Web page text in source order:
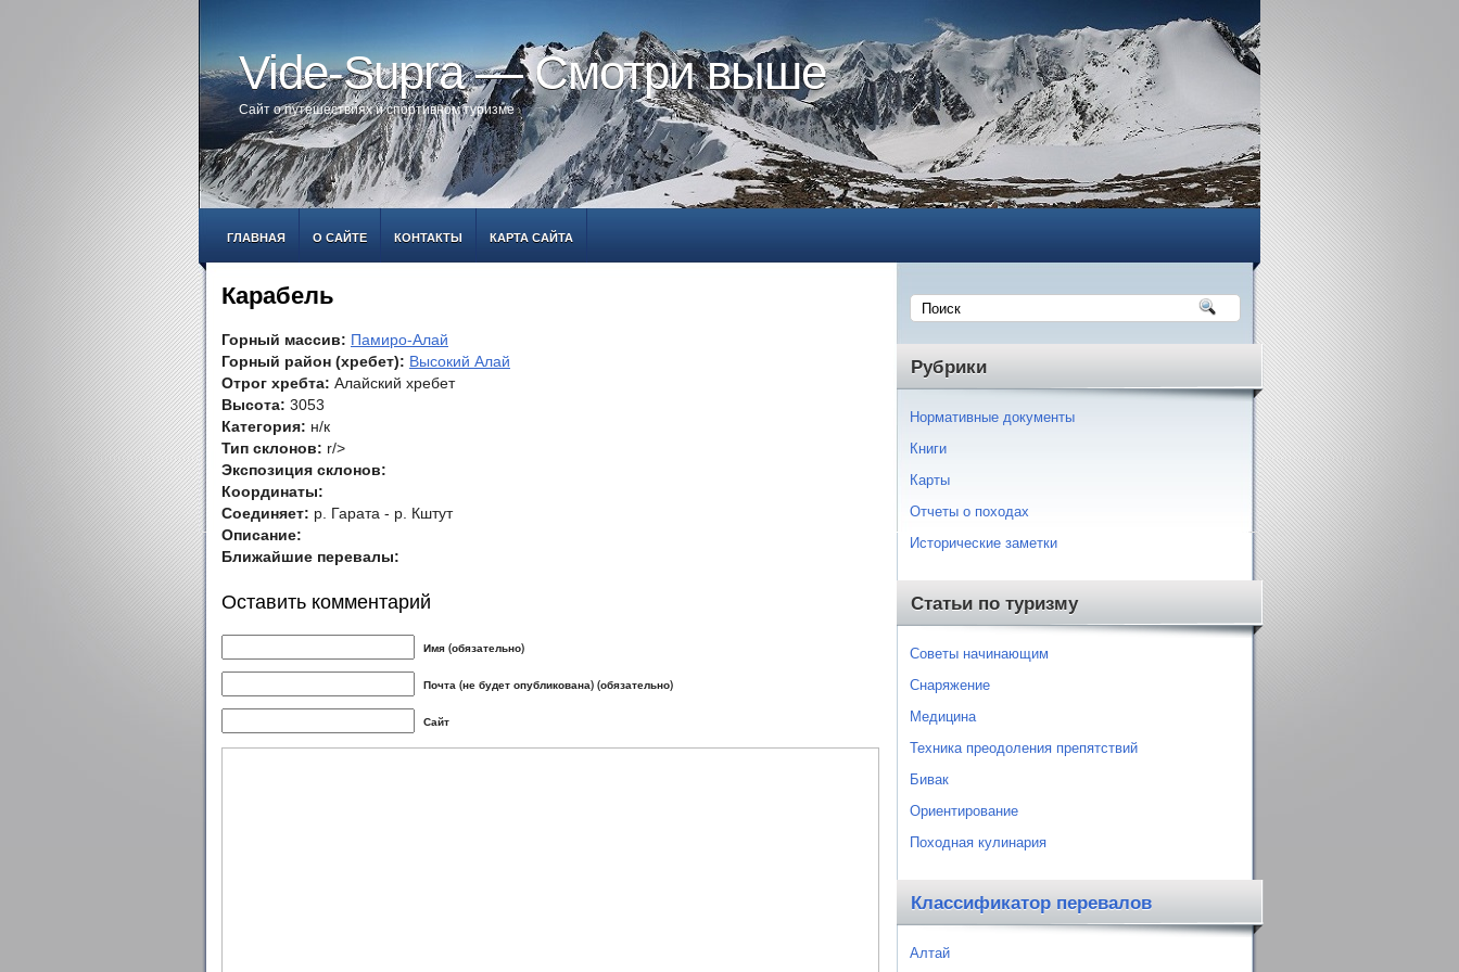
Vide-Supra — Смотри выше
Сайт о путешествиях и спортивном туризме
ГЛАВНАЯ О САЙТЕ КОНТАКТЫ КАРТА САЙТА
Карабель
Горный массив: Памиро-Алай
Горный район (хребет): Высокий Алай
Отрог хребта: Алайский хребет
Высота: 3053
Категория: н/к
Тип склонов: r/>
Экспозиция склонов:
Координаты:
Соединяет: р. Гарата - р. Кштут
Описание:
Ближайшие перевалы:
Оставить комментарий
Имя (обязательно)
Почта (не будет опубликована) (обязательно)
Сайт
Рубрики
Нормативные документы
Книги
Карты
Отчеты о походах
Исторические заметки
Статьи по туризму
Советы начинающим
Снаряжение
Медицина
Техника преодоления препятствий
Бивак
Ориентирование
Походная кулинария
Классификатор перевалов
Алтай